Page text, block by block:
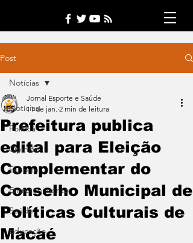
Post
Notícias
Política
Opinião
Esporte
Entretenimento
Saúde
Educação
Notícias
Prefeitura publica
edital para Eleição
Complementar do
Conselho Municipal de
Políticas Culturais de
Macaé
Jornal Esporte e Saúde
11 de jan. 2 min de leitura